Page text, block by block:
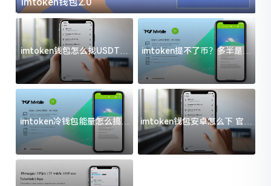
imtoken钱包怎么找USDT地
址？三步搞定不踩坑
imtoken提不了币？多半是这
几件事没处理好
imtoken冷钱包能量怎么搞？
过来人告诉你门道
imtoken钱包安卓怎么下 官方
渠道避坑指南